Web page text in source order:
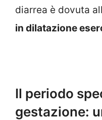
diarrea è dovuta
in dilatazione
Il periodo
gestazione: